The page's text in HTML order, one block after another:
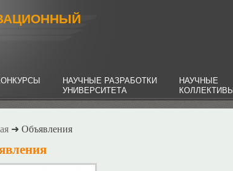
НАУЧНЫЕ РАЗРАБОТКИ
УНИВЕРСИТЕТА
НАУЧНЫЕ
КОЛЛЕКТИВЫ
➜ Объявления